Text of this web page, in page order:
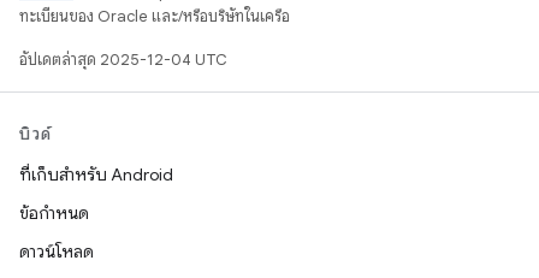
ทะเบียนของ Oracle และ/หรือบริษัทในเครือ
อัปเดตล่าสุด 2025-12-04 UTC
บิวด์
ที่เก็บสำหรับ Android
ข้อกำหนด
ดาวน์โหลด